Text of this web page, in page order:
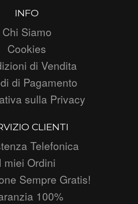
INFO
Chi Siamo
Cookies
di Vendita
di Pagamento
sulla Privacy
CLIENTI
Telefonica
I miei Ordini
Sempre Gratis!
100%